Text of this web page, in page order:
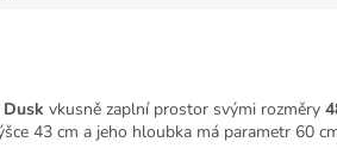
vkusně zaplní prostor svými rozměry
43 cm a jeho hloubka má parametr 60